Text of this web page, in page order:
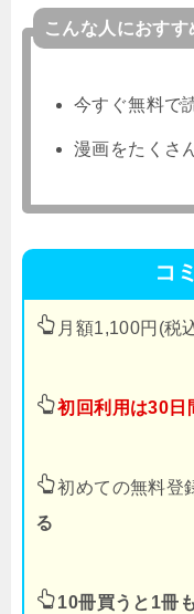
こんな人におすす
今すぐ無料で
漫画をたくさ
コ
月額1,100円(税
初回利用は30日
初めての無料登
る
10冊買うと1冊